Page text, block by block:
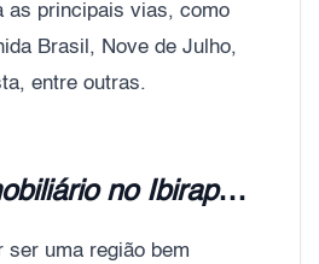
as principais vias, como
Brasil, Nove de Julho,
entre outras.
Mercado Imobiliário no Ibirapuera
ser uma região bem